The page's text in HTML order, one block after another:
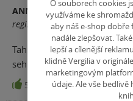
ANNA CHOLEWOVÁ
registrovaný uživatel
Tahle série byla dokonalá.
sehnat...
5
O souborech cookies
využíváme ke
aby náš e-shop dobře
nadále zlepšovat.
lepší a cílenější
klidně Vergilia v
marketingovým
údaje. Ale vše bedlivě